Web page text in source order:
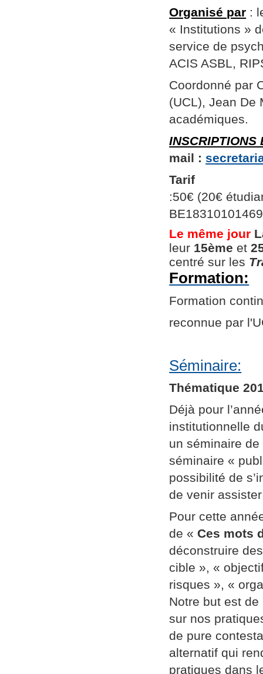
Organisé par :
« Institutions »
service de
ACIS ASBL,
Coordonné par
(UCL), Jean De
académiques.
INSCRIPTIONS
mail :
Tarif
:50€ (20€
Le même jour
leur 15ème et
centré sur les
Formation:
Formation
reconnue par
Séminaire:
Thématique
Déjà pour
institutionnelle
un séminaire
séminaire «
possibilité de
de venir
Pour cette
de « Ces mots
déconstruire
cible », «
risques », «
Notre but est de
sur nos
de pure
alternatif qui
pratiques dans